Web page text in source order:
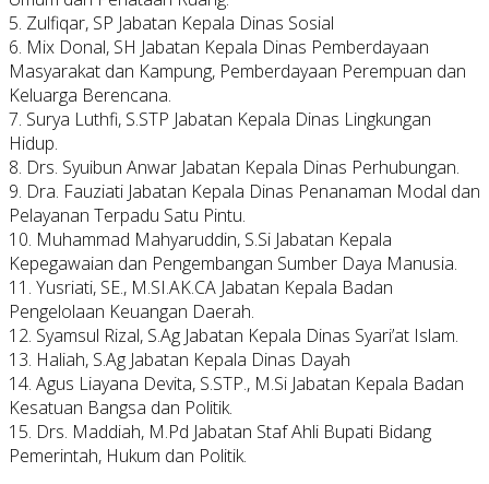
5. Zulfiqar, SP Jabatan Kepala Dinas Sosial
6. Mix Donal, SH Jabatan Kepala Dinas Pemberdayaan
Masyarakat dan Kampung, Pemberdayaan Perempuan dan
Keluarga Berencana.
7. Surya Luthfi, S.STP Jabatan Kepala Dinas Lingkungan
Hidup.
8. Drs. Syuibun Anwar Jabatan Kepala Dinas Perhubungan.
9. Dra. Fauziati Jabatan Kepala Dinas Penanaman Modal dan
Pelayanan Terpadu Satu Pintu.
10. Muhammad Mahyaruddin, S.Si Jabatan Kepala
Kepegawaian dan Pengembangan Sumber Daya Manusia.
11. Yusriati, SE., M.SI.AK.CA Jabatan Kepala Badan
Pengelolaan Keuangan Daerah.
12. Syamsul Rizal, S.Ag Jabatan Kepala Dinas Syari’at Islam.
13. Haliah, S.Ag Jabatan Kepala Dinas Dayah
14. Agus Liayana Devita, S.STP., M.Si Jabatan Kepala Badan
Kesatuan Bangsa dan Politik.
15. Drs. Maddiah, M.Pd Jabatan Staf Ahli Bupati Bidang
Pemerintah, Hukum dan Politik.